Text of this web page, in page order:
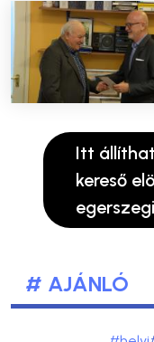
Itt
kereső
# AJÁNLÓ